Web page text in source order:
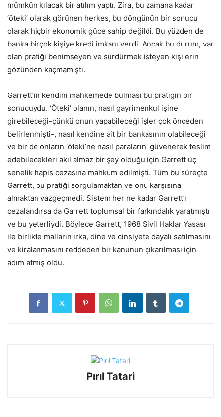
mümkün kılacak bir atılım yaptı. Zira, bu zamana kadar
‘öteki’ olarak görünen herkes, bu döngünün bir sonucu
olarak hiçbir ekonomik güce sahip değildi. Bu yüzden de
banka birçok kişiye kredi imkanı verdi. Ancak bu durum, var
olan pratiği benimseyen ve sürdürmek isteyen kişilerin
gözünden kaçmamıştı.
Garrett’ın kendini mahkemede bulması bu pratiğin bir
sonucuydu. ‘Öteki’ olanın, nasıl gayrimenkul işine
girebileceği-çünkü onun yapabileceği işler çok önceden
belirlenmişti-, nasıl kendine ait bir bankasının olabileceği
ve bir de onların ‘öteki’ne nasıl paralarını güvenerek teslim
edebilecekleri akıl almaz bir şey olduğu için Garrett üç
senelik hapis cezasına mahkum edilmişti. Tüm bu süreçte
Garrett, bu pratiği sorgulamaktan ve onu karşısına
almaktan vazgeçmedi. Sistem her ne kadar Garrett’ı
cezalandırsa da Garrett toplumsal bir farkındalık yaratmıştı
ve bu yeterliydi. Böylece Garrett, 1968 Sivil Haklar Yasası
ile birlikte malların ırka, dine ve cinsiyete dayalı satılmasını
ve kiralanmasını reddeden bir kanunun çıkarılması için
adım atmış oldu.
Pırıl Tatari